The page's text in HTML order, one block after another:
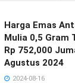
Harga Emas
Mulia 0,5 Gram
Rp 752,000
Agustus 2024
2024-08-16